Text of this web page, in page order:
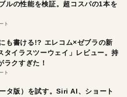
ルの性能を検証。超コスパの1本を
ト
も書ける!? エレコム×ゼブラの新
タイラスツーウェイ」レビュー。持
ラクすぎた！
ト
タ版）を試す。Siri AI、ショート